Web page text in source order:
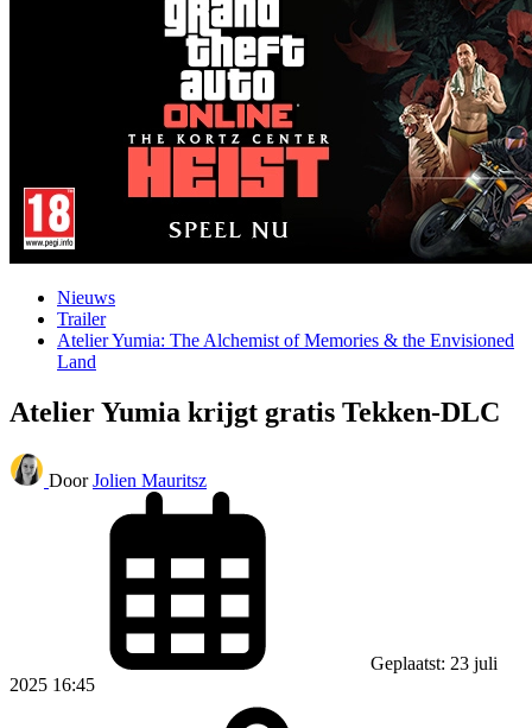
Nieuws
Trailer
Atelier Yumia: The Alchemist of Memories & the Envisioned
Land
Atelier Yumia krijgt gratis Tekken-DLC
Door Jolien Mauritsz
Geplaatst: 23 juli
2025 16:45